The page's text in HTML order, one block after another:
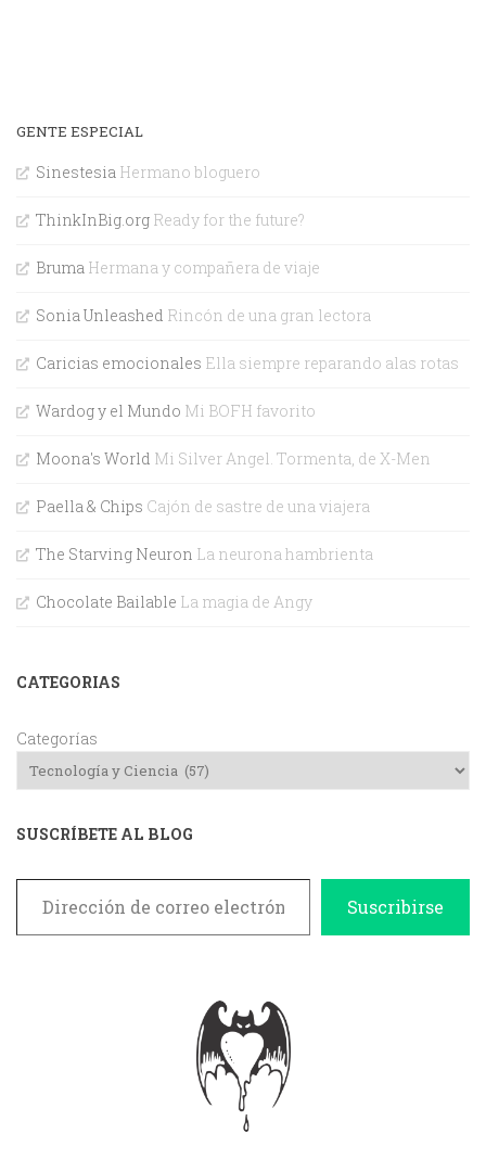
GENTE ESPECIAL
Sinestesia Hermano bloguero
ThinkInBig.org Ready for the future?
Bruma Hermana y compañera de viaje
Sonia Unleashed Rincón de una gran lectora
Caricias emocionales Ella siempre reparando alas rotas
Wardog y el Mundo Mi BOFH favorito
Moona's World Mi Silver Angel. Tormenta, de X-Men
Paella & Chips Cajón de sastre de una viajera
The Starving Neuron La neurona hambrienta
Chocolate Bailable La magia de Angy
CATEGORIAS
Categorías
SUSCRÍBETE AL BLOG
Dirección de correo electrónico
Suscribirse